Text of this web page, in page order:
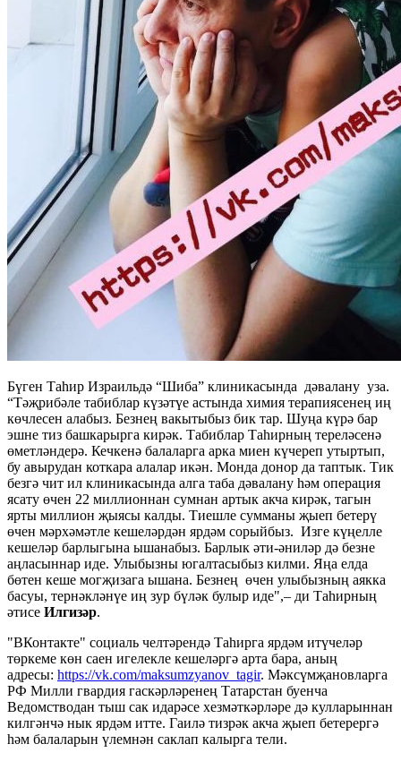
Бүген Таһир Израильдә “Шиба” клиникасында дәвалану уза.
“Тәҗрибәле табиблар күзәтүе астында химия те­рапиясенең иң
көчлесен алабыз. Безнең вакытыбыз бик тар. Шуңа күрә бар
эшне тиз башкарырга кирәк. Табиблар Таһирның тереләсенә
өметләндерә. Кечкенә балаларга арка миен күчереп утыртып,
бу авырудан коткара алалар икән. Монда донор да таптык. Тик
безгә чит ил клиникасында алга таба дәвалану һәм операция
ясату өчен 22 миллионнан сумнан артык акча кирәк, тагын
ярты миллион җыясы калды. Тиешле сумманы җыеп бетерү
өчен мәрхәмәтле кешеләрдән ярдәм сорыйбыз. Изге күңелле
кеше­ләр барлыгына ышанабыз. Барлык әти-әниләр дә безне
аңласыннар иде. Улыбызны югалтасыбыз килми. Яңа елда
бөтен кеше могҗизага ышана. Безнең өчен улыбызның аякка
басуы, тернәкләнүе иң зур бүләк булыр иде",– ди Таһирның
әтисе Илгизәр.
"ВКонтакте" социаль челтәрендә Таһирга ярдәм итүчеләр
төркеме көн саен игелекле кешеләргә арта бара, аның
адресы: https://vk.com/maksumzyanov_tagir. Мәксүмҗановларга
РФ Милли гвардия гаскәрләренең Татарстан буенча
Ведомстводан тыш сак идарәсе хезмәткәрләре дә кулларыннан
килгәнчә нык ярдәм итте. Гаилә тизрәк акча җыеп бетерергә
һәм балаларын үлемнән саклап калырга тели.